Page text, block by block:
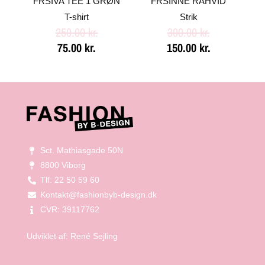
T-shirt
250.00kr.
75.00 kr.
Strik
300.00kr.
150.00 kr.
Sct. Mathiasgade 50N
8800 Viborg
Tlf: 22 50 59 60
Kontakt@fashionbyb-design.dk
CVR: 39117762
Udviklet af: René Sejling